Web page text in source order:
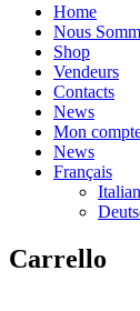
Home
Nous
Shop
Vendeurs
Contacts
News
Mon
News
Français
Carrello